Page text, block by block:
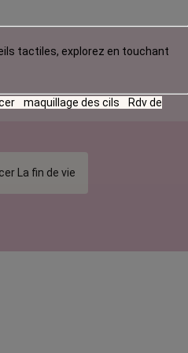
La fin de vie
tactiles, explorez en touchant
maquillage des cils
Rdv de